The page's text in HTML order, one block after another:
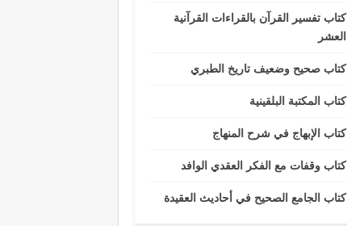
كتاب تفسير القرآن بالقراءات القرآنية
العشر
كتاب صحيح وضعيف تاريخ الطبري
كتاب المكتبة البلقينية
كتاب الإبهاج في شرح المنهاج
كتاب وقفات مع الفكر العقدي الوافد
كتاب الجامع الصحيح في أحاديث العقيدة